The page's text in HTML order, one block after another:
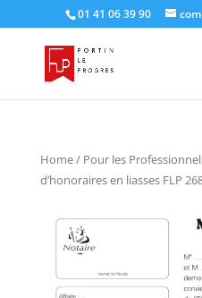
01 41 06 39 90
Home/ Pour les
d’honoraires en liasses FLP